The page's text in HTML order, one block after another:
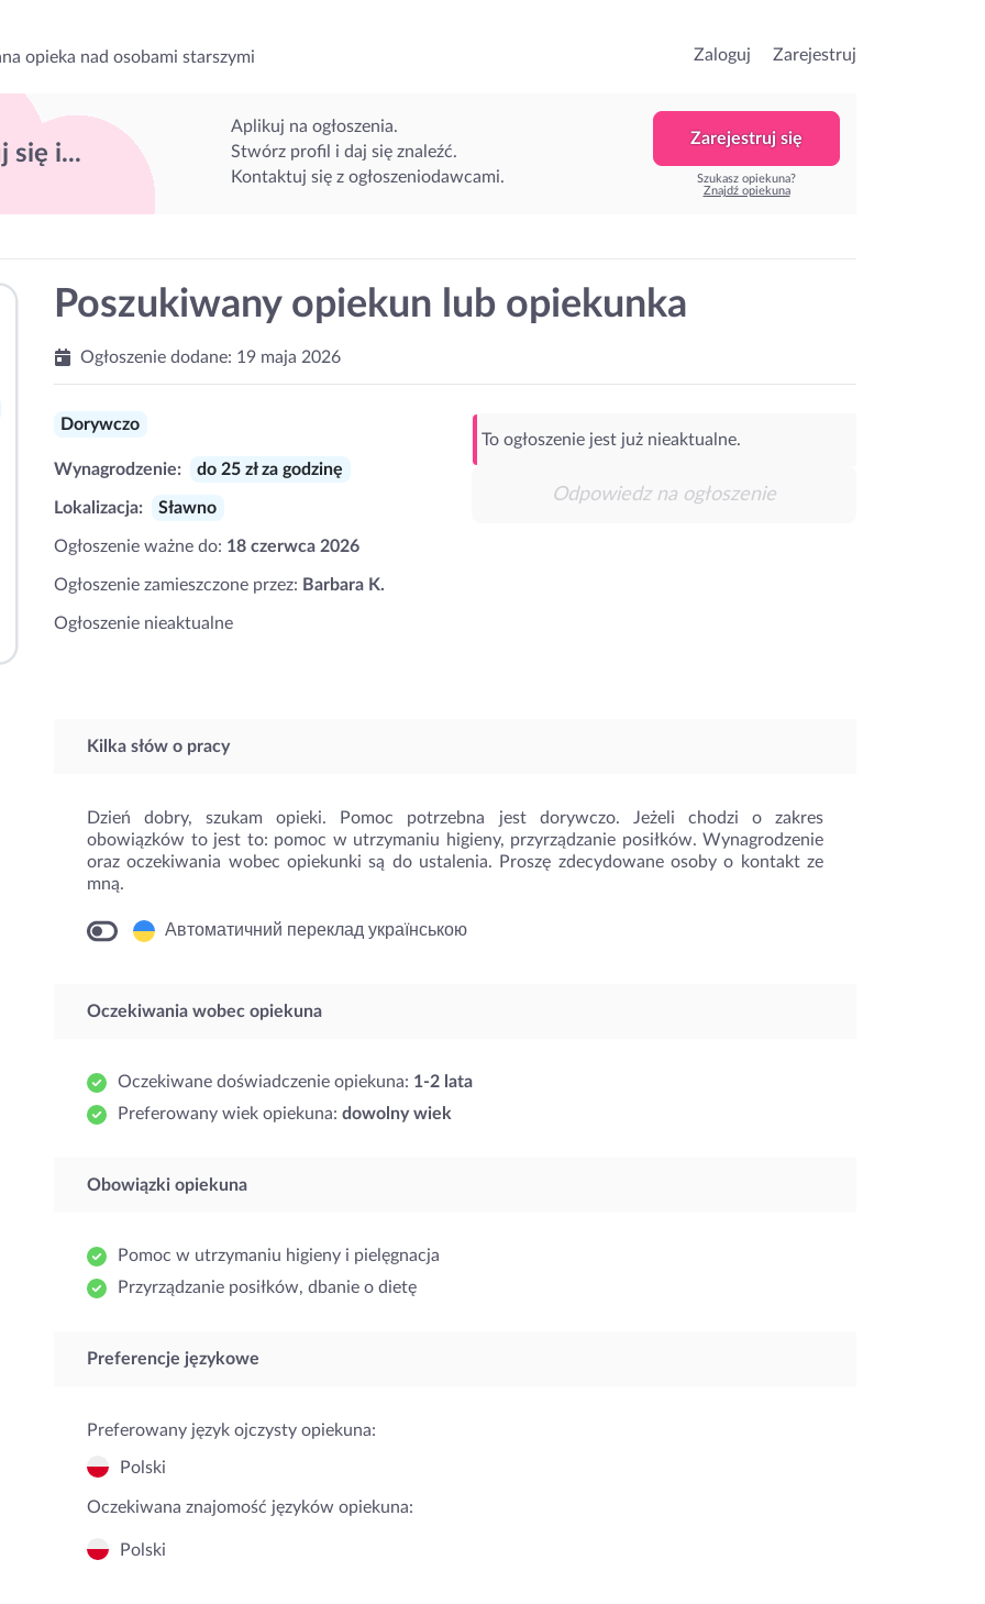
opieka nad osobami starszymi Zaloguj Zarejestruj
się i...
Aplikuj na ogłoszenia.
Stwórz profil i daj się znaleźć.
Kontaktuj się z ogłoszeniodawcami.
Zarejestruj się
Szukasz opiekuna?
Znajdź opiekuna
Poszukiwany opiekun lub opiekunka
Ogłoszenie dodane: 19 maja 2026
Dorywczo
Wynagrodzenie: do 25 zł za godzinę
Lokalizacja: Sławno
Ogłoszenie ważne do: 18 czerwca 2026
Ogłoszenie zamieszczone przez: Barbara K.
Ogłoszenie nieaktualne
To ogłoszenie jest już nieaktualne.
Odpowiedz na ogłoszenie
Kilka słów o pracy
Dzień dobry, szukam opieki. Pomoc potrzebna jest dorywczo. Jeżeli chodzi o zakres
obowiązków to jest to: pomoc w utrzymaniu higieny, przyrządzanie posiłków. Wynagrodzenie
oraz oczekiwania wobec opiekunki są do ustalenia. Proszę zdecydowane osoby o kontakt ze
mną.
Автоматичний переклад українською
Oczekiwania wobec opiekuna
Oczekiwane doświadczenie opiekuna: 1-2 lata
Preferowany wiek opiekuna: dowolny wiek
Obowiązki opiekuna
Pomoc w utrzymaniu higieny i pielęgnacja
Przyrządzanie posiłków, dbanie o dietę
Preferencje językowe
Preferowany język ojczysty opiekuna:
Polski
Oczekiwana znajomość języków opiekuna:
Polski